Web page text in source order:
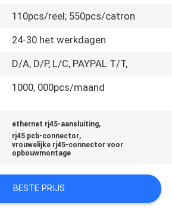
110pcs/reel; 550pcs/catron
24-30 het werkdagen
D/A, D/P, L/C, PAYPAL T/T,
1000, 000pcs/maand
ethernet rj45-aansluiting,
rj45 pcb-connector,
vrouwelijke rj45-connector voor
opbouwmontage
BESTE PRIJS